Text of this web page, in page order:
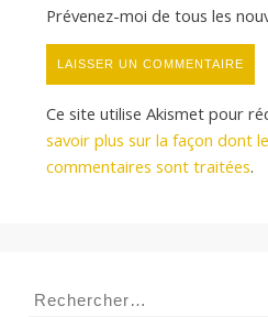
Prévenez-moi de tous les
Ce site utilise Akismet pour
savoir plus sur la façon dont
commentaires sont traitées.
Rechercher :